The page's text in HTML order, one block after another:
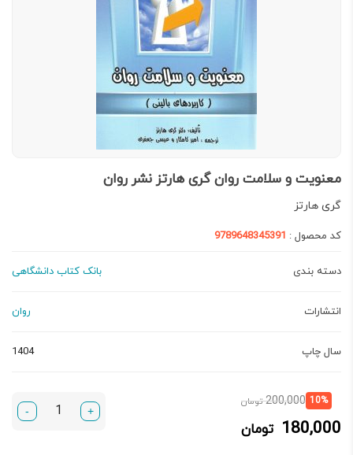
معنویت و سلامت روان گری هارتز نشر روان
گری هارتز
کد محصول : 9789648345391
دسته بندی بانک کتاب دانشگاهی
انتشارات روان
سال چاپ 1404
10%
200,000 تومانقیمت
180,000 تومان
قیمت
180,000 تومان.
+
-